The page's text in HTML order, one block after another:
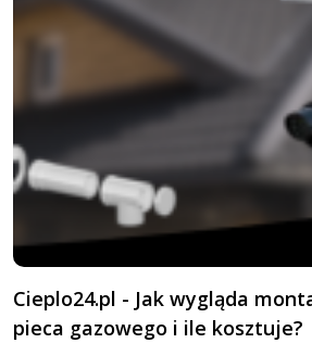
Cieplo24.pl - Jak wygląda
pieca gazowego i ile kosztuje?